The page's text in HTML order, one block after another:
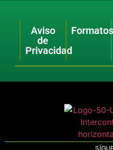
Aviso
de
Privacidad
Formatos